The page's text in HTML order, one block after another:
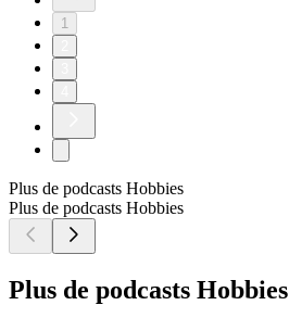
1
Plus de podcasts Hobbies
Plus de podcasts Hobbies
Plus de podcasts Hobbies